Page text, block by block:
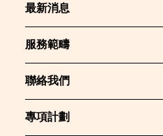
最新消息
服務範疇
聯絡我們
專項計劃